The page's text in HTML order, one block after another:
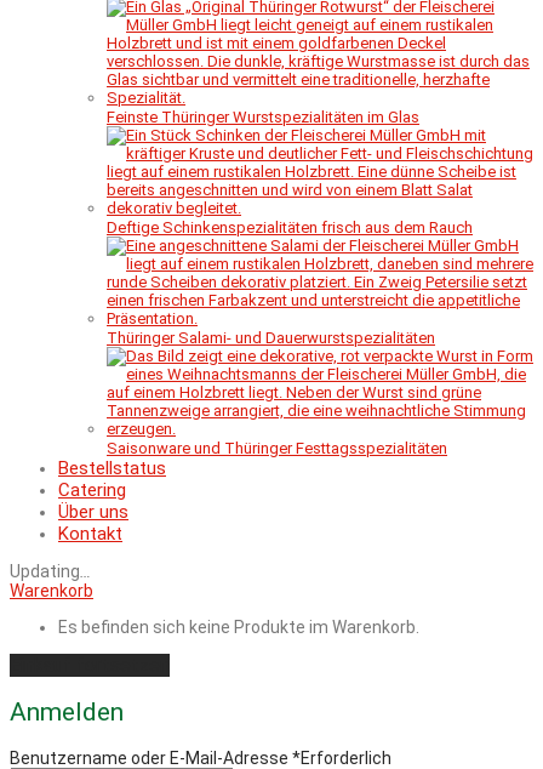
Feinste Thüringer Wurstspezialitäten im Glas
Deftige Schinkenspezialitäten frisch aus dem Rauch
Thüringer Salami- und Dauerwurstspezialitäten
Saisonware und Thüringer Festtagsspezialitäten
Bestellstatus
Catering
Über uns
Kontakt
Updating
Warenkorb
Es befinden sich keine Produkte im Warenkorb.
Anmelden
Benutzername oder E-Mail-Adresse *Erforderlich